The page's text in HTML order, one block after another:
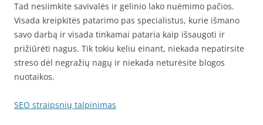
Tad nesiimkite savivalės ir gelinio lako nuėmimo pačios.
Visada kreipkitės patarimo pas specialistus, kurie išmano
savo darbą ir visada tinkamai pataria kaip išsaugoti ir
prižiūrėti nagus. Tik tokiu keliu einant, niekada nepatirsite
streso dėl negražių nagų ir niekada neturėsite blogos
nuotaikos.
SEO straipsnių talpinimas